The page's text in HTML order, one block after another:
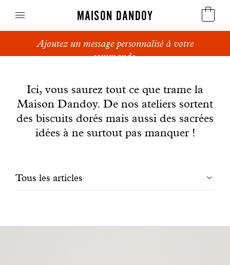
MAISON DANDOY
Speculoos
Pains sucrés
Gâteaux
Ajoutez un message personnalisé à votre
commande.
Ici, vous saurez tout ce que trame la
Maison Dandoy. De nos ateliers sortent
des biscuits dorés mais aussi des sacrées
idées à ne surtout pas manquer !
Filtrer
Tous les articles